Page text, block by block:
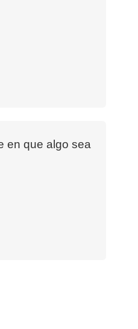
en que algo sea